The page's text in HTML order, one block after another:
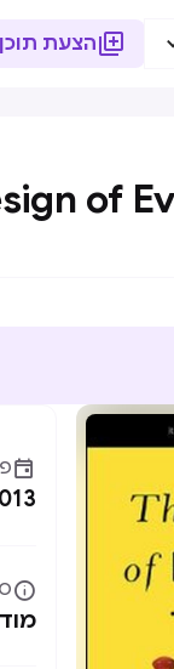
הצעת תוכן
of

